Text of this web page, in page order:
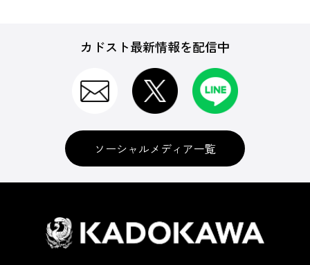
カドスト最新情報を配信中
ソーシャルメディア一覧